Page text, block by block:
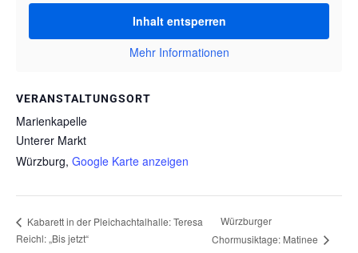
VERANSTALTUNGSORT
Marienkapelle
Unterer Markt
Würzburg, Google Karte anzeigen
Inhalt entsperren
Mehr Informationen
Kabarett in der Pleichachtalhalle: Teresa
Reichl: „Bis jetzt“
Würzburger
Chormusiktage: Matinee